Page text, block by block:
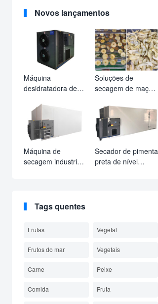
Novos lançamentos
Máquina
desidratadora de
de coco multiuso
industrial –
Equipamento de
secagem de
alimentos de alta
eficiência com
Soluções de
secagem de maçãs
bomba de calor
MeiYa
Máquina de
secagem industrial
alimentos com
economia de
vegetais e ervas
Secador de pimenta
preta de nível
Tags quentes
Frutas Vegetal
Frutos do mar Vegetais
Carne Peixe
Comida Fruta